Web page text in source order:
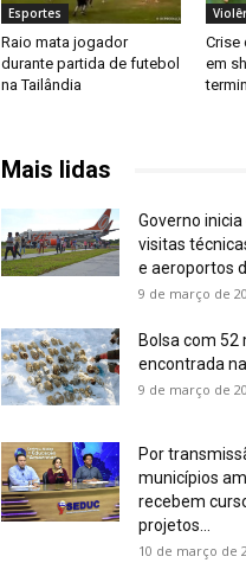
Esportes
Raio mata jogador
durante partida de futebol
na Tailândia
Crise
em
Mais lidas
Governo
visitas
e aeroportos
9 de março de
Bolsa com 52
encontrada
9 de março de
Por
municípios
recebem
projetos...
10 de março de